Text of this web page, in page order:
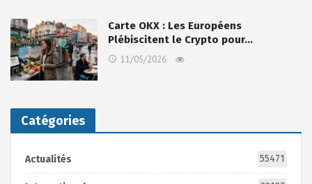
Carte OKX : Les Européens
Plébiscitent le Crypto pour…
11/05/2026
Catégories
Actualités 55471